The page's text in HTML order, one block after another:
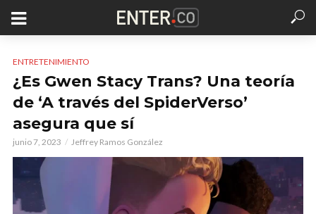
ENTRETENIMIENTO
¿Es Gwen Stacy Trans? Una teoría
de ‘A través del SpiderVerso’
asegura que sí
junio 7, 2023 Jeffrey Ramos González